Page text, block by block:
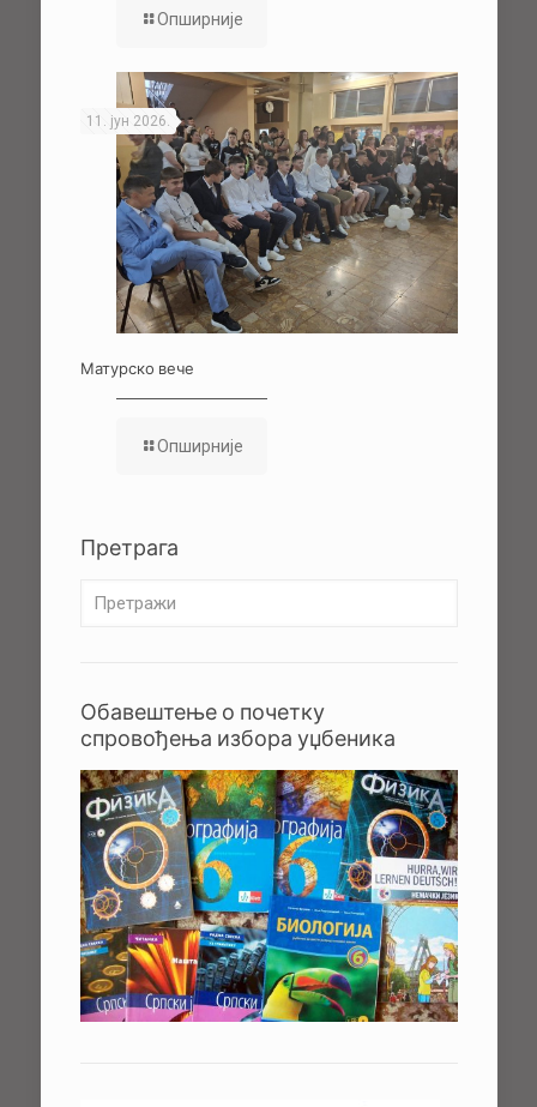
Опширније
11. јун 2026.
Матурско вече
Опширније
Претрага
Обавештење о почетку
спровођења избора уџбеника